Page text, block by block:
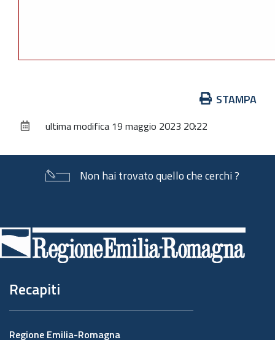
documento
STAMPA
ultima modifica 19 maggio 2023 20:22
Non hai trovato quello che cerchi ?
di
pagina
Recapiti
Regione Emilia-Romagna